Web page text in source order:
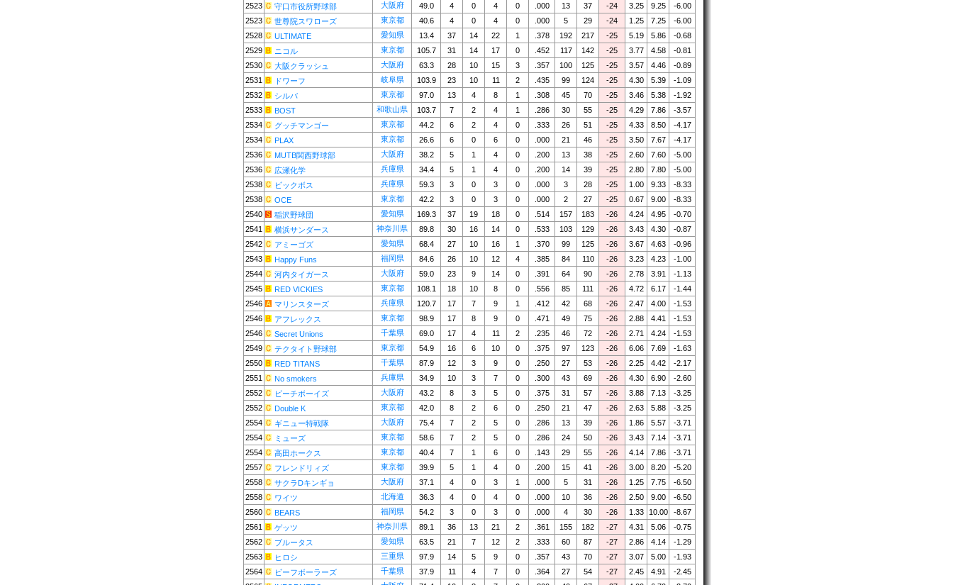
2523
守口市役所野球部 大阪府 49.0 4 0 4 0 .000 13 37 -24 3.25 9.25
-6.00
2523
世尊院スワローズ 東京都 40.6 4 0 4 0 .000 5 29 -24 1.25 7.25
-6.00
2528
ULTIMATE 愛知県 13.4 37 14 22 1 .378 192 217 -25 5.19 5.86
-0.68
2529
ニコル 東京都 105.7 31 14 17 0 .452 117 142 -25 3.77 4.58
-0.81
2530
大阪クラッシュ 大阪府 63.3 28 10 15 3 .357 100 125 -25 3.57 4.46
-0.89
2531
ドワーフ 岐阜県 103.9 23 10 11 2 .435 99 124 -25 4.30 5.39
-1.09
2532
シルバ 東京都 97.0 13 4 8 1 .308 45 70 -25 3.46 5.38
-1.92
2533
BOST 和歌山県 103.7 7 2 4 1 .286 30 55 -25 4.29 7.86
-3.57
2534
グッチマンゴー 東京都 44.2 6 2 4 0 .333 26 51 -25 4.33 8.50
-4.17
2534
PLAX 東京都 26.6 6 0 6 0 .000 21 46 -25 3.50 7.67
-4.17
2536
MUTB関西野球部 大阪府 38.2 5 1 4 0 .200 13 38 -25 2.60 7.60
-5.00
2536
広瀬化学 兵庫県 34.4 5 1 4 0 .200 14 39 -25 2.80 7.80
-5.00
2538
ビックボス 兵庫県 59.3 3 0 3 0 .000 3 28 -25 1.00 9.33
-8.33
2538
OCE 東京都 42.2 3 0 3 0 .000 2 27 -25 0.67 9.00
-8.33
2540
稲沢野球団 愛知県 169.3 37 19 18 0 .514 157 183 -26 4.24 4.95
-0.70
2541
横浜サンダース 神奈川県 89.8 30 16 14 0 .533 103 129 -26 3.43 4.30
-0.87
2542
アミーゴズ 愛知県 68.4 27 10 16 1 .370 99 125 -26 3.67 4.63
-0.96
2543
Happy Funs 福岡県 84.6 26 10 12 4 .385 84 110 -26 3.23 4.23
-1.00
2544
河内タイガース 大阪府 59.0 23 9 14 0 .391 64 90 -26 2.78 3.91
-1.13
2545
RED VICKIES 東京都 108.1 18 10 8 0 .556 85 111 -26 4.72 6.17
-1.44
2546
マリンスターズ 兵庫県 120.7 17 7 9 1 .412 42 68 -26 2.47 4.00
-1.53
2546
アフレックス 東京都 98.9 17 8 9 0 .471 49 75 -26 2.88 4.41
-1.53
2546
Secret Unions 千葉県 69.0 17 4 11 2 .235 46 72 -26 2.71 4.24
-1.53
2549
テクタイト野球部 東京都 54.9 16 6 10 0 .375 97 123 -26 6.06 7.69
-1.63
2550
RED TITANS 千葉県 87.9 12 3 9 0 .250 27 53 -26 2.25 4.42
-2.17
2551
No smokers 兵庫県 34.9 10 3 7 0 .300 43 69 -26 4.30 6.90
-2.60
2552
ピーチボーイズ 大阪府 43.2 8 3 5 0 .375 31 57 -26 3.88 7.13
-3.25
2552
Double K 東京都 42.0 8 2 6 0 .250 21 47 -26 2.63 5.88
-3.25
2554
ギニュー特戦隊 大阪府 75.4 7 2 5 0 .286 13 39 -26 1.86 5.57
-3.71
2554
ミューズ 東京都 58.6 7 2 5 0 .286 24 50 -26 3.43 7.14
-3.71
2554
高田ホークス 東京都 40.4 7 1 6 0 .143 29 55 -26 4.14 7.86
-3.71
2557
フレンドリィズ 東京都 39.9 5 1 4 0 .200 15 41 -26 3.00 8.20
-5.20
2558
サクラDキンギョ 大阪府 37.1 4 0 3 1 .000 5 31 -26 1.25 7.75
-6.50
2558
ワイツ 北海道 36.3 4 0 4 0 .000 10 36 -26 2.50 9.00
-6.50
2560
BEARS 福岡県 54.2 3 0 3 0 .000 4 30 -26 1.33 10.00
-8.67
2561
ゲッツ 神奈川県 89.1 36 13 21 2 .361 155 182 -27 4.31 5.06
-0.75
2562
ブルータス 愛知県 63.5 21 7 12 2 .333 60 87 -27 2.86 4.14
-1.29
2563
ヒロシ 三重県 97.9 14 5 9 0 .357 43 70 -27 3.07 5.00
-1.93
2564
ビーフボーラーズ 千葉県 37.9 11 4 7 0 .364 27 54 -27 2.45 4.91
-2.45